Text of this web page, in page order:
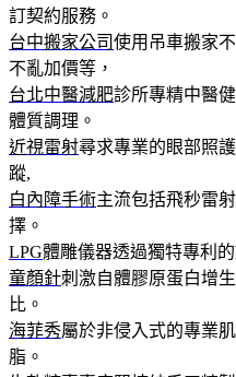
訂契約服務。
台中搬家公司使用吊車搬家
不亂加價等，
台北中醫減肥診所專精中醫
體質調理。
近視雷射尋求專業的眼部照
蹤,
白內障手術主流包括飛秒雷
擇。
LPG體雕儀器透過獨特專利
童顏針刺激自體膠原蛋白增
比。
海菲秀屬於非侵入式的專業
脂。